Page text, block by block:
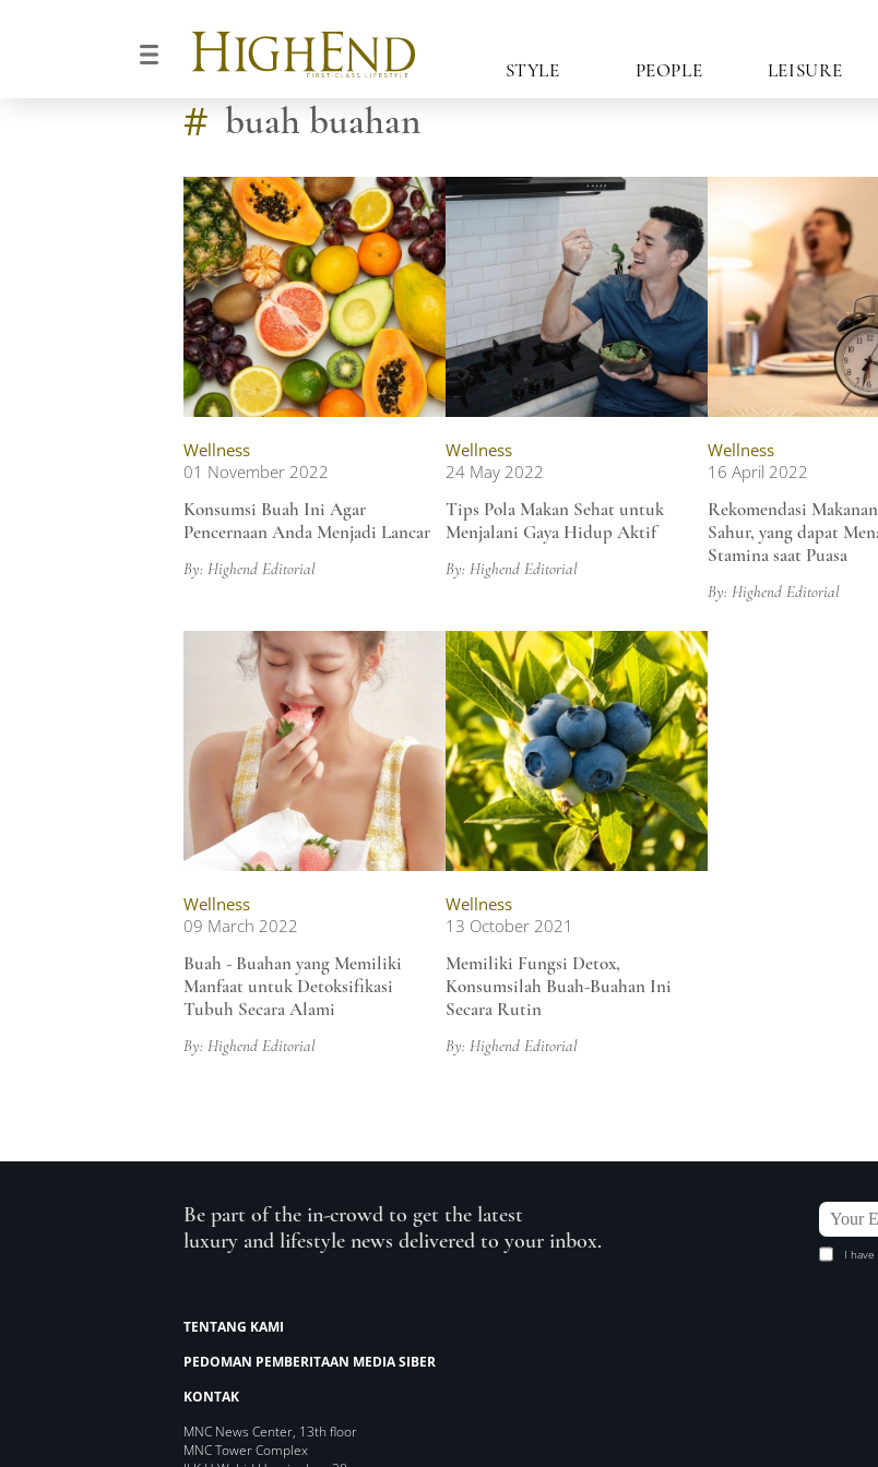
STYLE PEOPLE LEISURE
# buah buahan
Wellness
01 November 2022
Konsumsi Buah Ini Agar
Pencernaan Anda Menjadi Lancar
By: Highend Editorial
Wellness
24 May 2022
Tips Pola Makan Sehat untuk
Menjalani Gaya Hidup Aktif
By: Highend Editorial
Wellness
16 April 2022
Rekomendasi
Sahur, yang dapat
Stamina saat Puasa
By: Highend Editorial
Wellness
09 March 2022
Buah - Buahan yang Memiliki
Manfaat untuk Detoksifikasi
Tubuh Secara Alami
By: Highend Editorial
Wellness
13 October 2021
Memiliki Fungsi Detox,
Konsumsilah Buah-Buahan Ini
Secara Rutin
By: Highend Editorial
Be part of the in-crowd to get the latest
luxury and lifestyle news delivered to your inbox.
I
TENTANG KAMI
PEDOMAN PEMBERITAAN MEDIA SIBER
KONTAK
MNC News Center, 13th floor
MNC Tower Complex